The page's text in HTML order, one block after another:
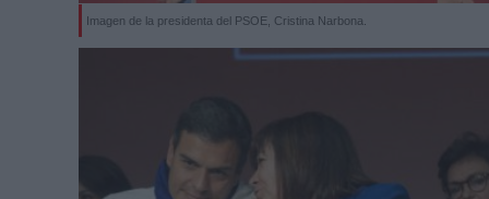
Imagen de la presidenta del PSOE, Cristina Narbona.